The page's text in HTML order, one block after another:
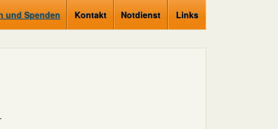
und Spenden Kontakt Notdienst Links